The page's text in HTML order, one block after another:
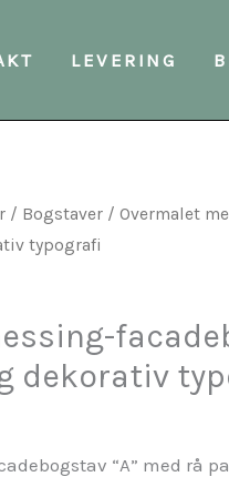
LEVERING
/ Bogstaver / Overmalet
typografi
dekorativ
“A” med rå
–
patina